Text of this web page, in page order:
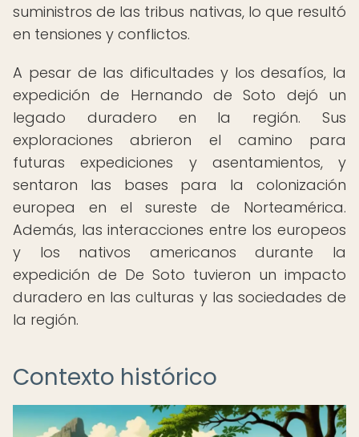
suministros de las tribus nativas, lo que resultó
en tensiones y conflictos.
A pesar de las dificultades y los desafíos, la
expedición de Hernando de Soto dejó un
legado duradero en la región. Sus
exploraciones abrieron el camino para
futuras expediciones y asentamientos, y
sentaron las bases para la colonización
europea en el sureste de Norteamérica.
Además, las interacciones entre los europeos
y los nativos americanos durante la
expedición de De Soto tuvieron un impacto
duradero en las culturas y las sociedades de
la región.
Contexto histórico